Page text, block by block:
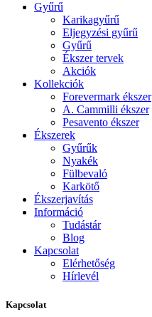
Gyűrű
Karikagyűrű
Eljegyzési gyűrű
Gyűrű
Ékszer tervek
Akciók
Kollekciók
Forevermark ékszer
A. Cammilli ékszer
Pesavento ékszer
Ékszerek
Gyűrűk
Nyakék
Fülbevaló
Karkötő
Ékszerjavítás
Információ
Tudástár
Blog
Kapcsolat
Elérhetőség
Hírlevél
Kapcsolat